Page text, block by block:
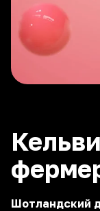
Шотландский